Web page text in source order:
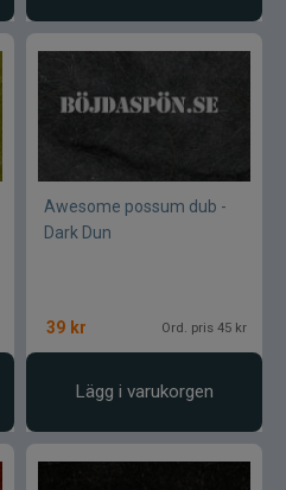
Awesome possum dub -
Dark Dun
39 kr Ord. pris 45 kr
Lägg i varukorgen